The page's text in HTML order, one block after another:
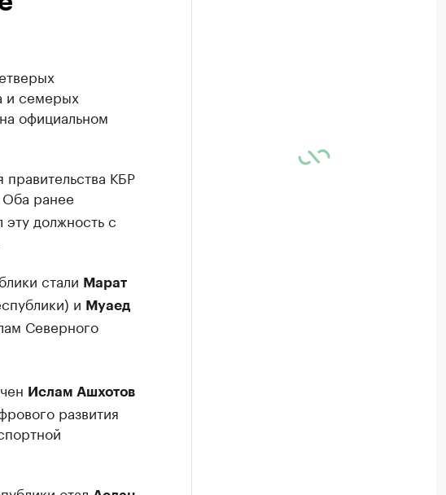
и семерых
официальном
КБР
ранее
должность с
стали Марат
и Муаед
Северного
Ислам Ашхотов
развития